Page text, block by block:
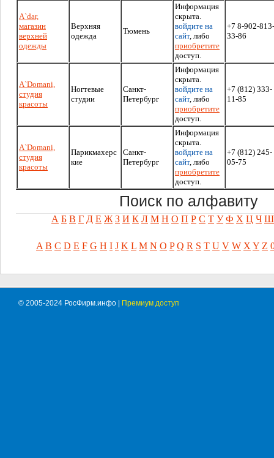
A`dar,
магазин
верхней
одежды
Верхняя
одежда
Тюмень
Информация
скрыта.
войдите на
сайт, либо
приобретите
доступ.
+7 8-902-813-
33-86
A`Domani,
студия
красоты
Ногтевые
студии
Санкт-
Петербург
Информация
скрыта.
войдите на
сайт, либо
приобретите
доступ.
+7 (812) 333-
11-85
A`Domani,
студия
красоты
Парикмахерс
кие
Санкт-
Петербург
Информация
скрыта.
войдите на
сайт, либо
приобретите
доступ.
+7 (812) 245-
05-75
Поиск по алфавиту
А Б В Г Д Е Ж З И К Л М Н О П Р С Т У Ф Х Ц Ч Ш
A B C D E F G H I J K L M N O P Q R S T U V W X Y Z
© 2005-2024 РосФирм.инфо | Премиум доступ